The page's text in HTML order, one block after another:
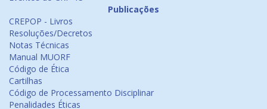
Publicações
CREPOP - Livros
Resoluções/Decretos
Notas Técnicas
Manual MUORF
Código de Ética
Cartilhas
Código de Processamento Disciplinar
Penalidades Éticas